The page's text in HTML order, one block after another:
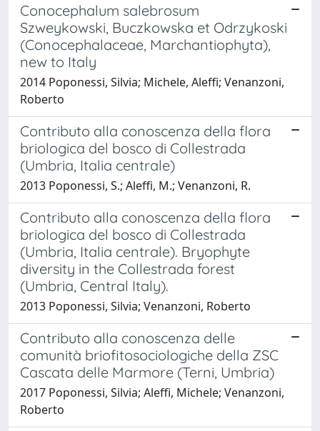
Conocephalum salebrosum
Szweykowski, Buczkowska et Odrzykoski
(Conocephalaceae, Marchantiophyta),
new to Italy
2014 Poponessi, Silvia; Michele, Aleffi; Venanzoni,
Roberto
Contributo alla conoscenza della flora
briologica del bosco di Collestrada
(Umbria, Italia centrale)
2013 Poponessi, S.; Aleffi, M.; Venanzoni, R.
Contributo alla conoscenza della flora
briologica del bosco di Collestrada
(Umbria, Italia centrale). Bryophyte
diversity in the Collestrada forest
(Umbria, Central Italy).
2013 Poponessi, Silvia; Venanzoni, Roberto
Contributo alla conoscenza delle
comunità briofitosociologiche della ZSC
Cascata delle Marmore (Terni, Umbria)
2017 Poponessi, Silvia; Aleffi, Michele; Venanzoni,
Roberto